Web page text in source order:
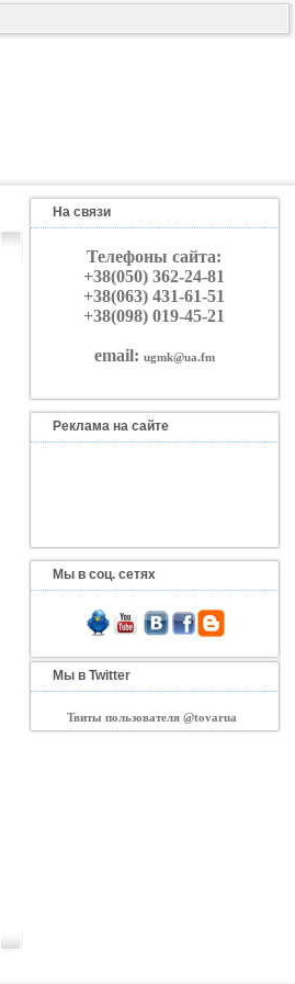
На связи
Телефоны сайта:
+38(050) 362-24-81
+38(063) 431-61-51
+38(098) 019-45-21
email: ugmk@ua.fm
Реклама на сайте
Мы в соц. сетях
Мы в Twitter
Твиты пользователя @tovarua